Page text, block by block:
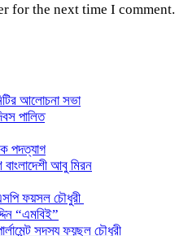
for the next time I comment.
আলোচনা সভা
পালিত
পদত্যাগ
বাংলাদেশী আবু মিরন
ফয়সল চৌধুরী
“এমবিই”
সদস্য ফয়ছল চৌধুরী